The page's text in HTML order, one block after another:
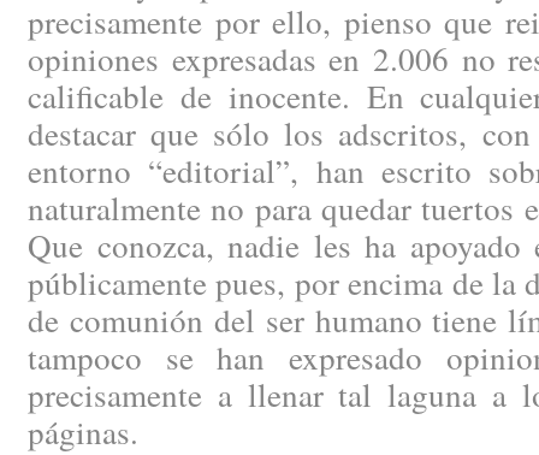
precisamente por ello, pienso que
opiniones expresadas en 2.006 no
calificable de inocente. En
destacar que sólo los adscritos,
entorno “editorial”, han escrito
naturalmente no para quedar tuertos
Que conozca, nadie les ha
públicamente pues, por encima de la
de comunión del ser humano tiene
tampoco se han expresado
precisamente a llenar tal laguna a
páginas.